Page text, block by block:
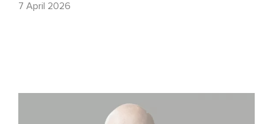
7 April 2026
Gaumont USA Acquires OPUS, an Investigation into the